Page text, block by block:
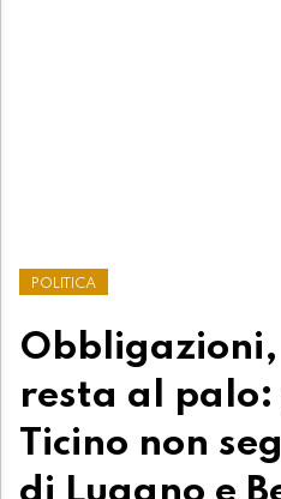
POLITICA
resta al palo:
Ticino non